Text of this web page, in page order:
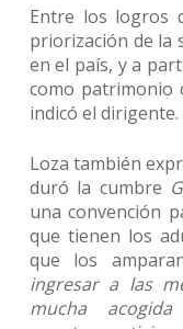
Entre los logros
priorización de la
en el país, y a
como patrimonio
indicó el dirigente.
Loza también
duró la cumbre
una convención
que tienen los
que los
ingresar a las
mucha